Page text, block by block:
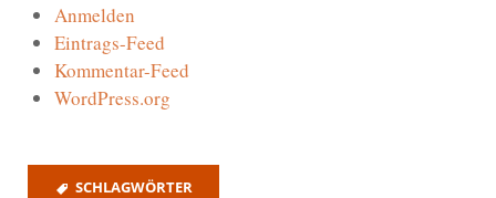
Anmelden
Eintrags-Feed
Kommentar-Feed
WordPress.org
SCHLAGWÖRTER